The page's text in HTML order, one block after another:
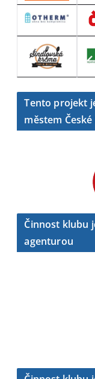
Tento projekt
městem
Činnost klubu
agenturou